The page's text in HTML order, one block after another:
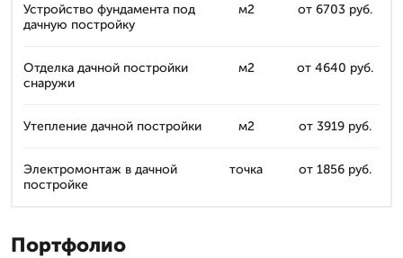
Устройство фундамента под
дачную постройку
м2 от 6703 руб.
Отделка дачной постройки
снаружи
м2 от 4640 руб.
Утепление дачной постройки м2 от 3919 руб.
Электромонтаж в дачной
постройке
точка от 1856 руб.
Портфолио